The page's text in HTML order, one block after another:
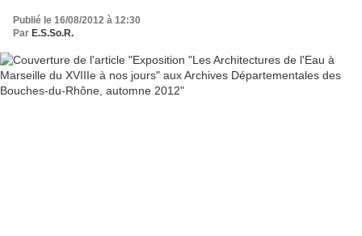
automne 2012
Publié le 16/08/2012 à 12:30
Par E.S.So.R.